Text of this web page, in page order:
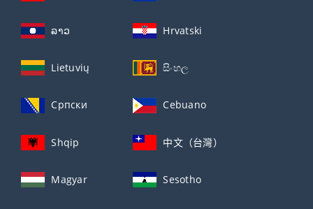
ລາວ Hrvatski
Lietuvių සිංහල
Српски Cebuano
Shqip 中文（台灣）
Magyar Sesotho